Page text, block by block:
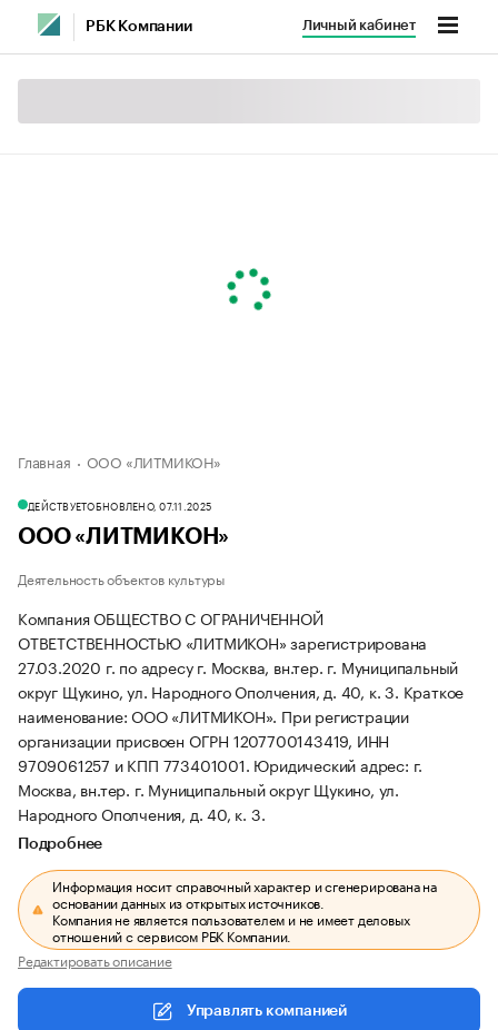
РБК Компании Личный кабинет
Главная ООО «ЛИТМИКОН»
ДЕЙСТВУЕТОБНОВЛЕНО, 07.11.2025
ООО «ЛИТМИКОН»
Деятельность объектов культуры
Компания ОБЩЕСТВО С ОГРАНИЧЕННОЙ
ОТВЕТСТВЕННОСТЬЮ «ЛИТМИКОН» зарегистрирована
27.03.2020 г. по адресу г. Москва, вн.тер. г. Муниципальный
округ Щукино, ул. Народного Ополчения, д. 40, к. 3. Краткое
наименование: ООО «ЛИТМИКОН». При регистрации
организации присвоен ОГРН 1207700143419, ИНН
9709061257 и КПП 773401001. Юридический адрес: г.
Москва, вн.тер. г. Муниципальный округ Щукино, ул.
Народного Ополчения, д. 40, к. 3.
Подробнее
Информация носит справочный характер и сгенерирована на
основании данных из открытых источников.
Компания не является пользователем и не имеет деловых
отношений с сервисом РБК Компании.
Редактировать описание
Управлять компанией